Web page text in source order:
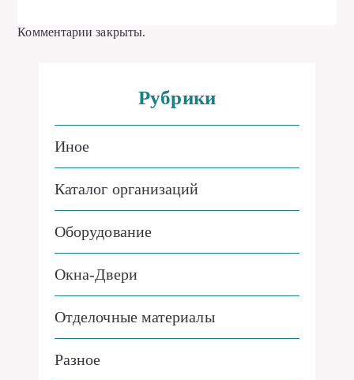
Комментарии закрыты.
Рубрики
Иное
Каталог организаций
Оборудование
Окна-Двери
Отделочные материалы
Разное